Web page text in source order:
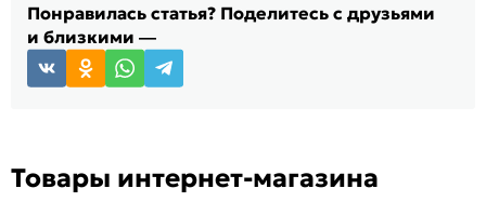
Понравилась статья? Поделитесь с друзьями
и близкими —
Товары интернет-магазина